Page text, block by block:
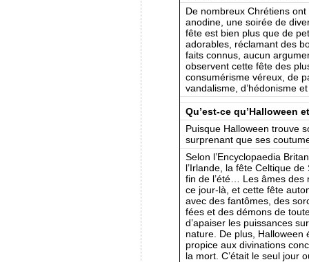
De nombreux Chrétiens
anodine, une soirée de
fête est bien plus que de
adorables, réclamant des
faits connus, aucun
observent cette fête des
consumérisme véreux, de
vandalisme, d’hédonisme
Qu’est-ce qu’Halloween
Puisque Halloween trouve
surprenant que ses
Selon l’Encyclopaedia
l’Irlande, la fête Celtique
fin de l’été… Les âmes des
ce jour-là, et cette fête
avec des fantômes, des
fées et des démons de
d’apaiser les puissances
nature. De plus, Halloween
propice aux divinations
la mort. C’était le seul jour